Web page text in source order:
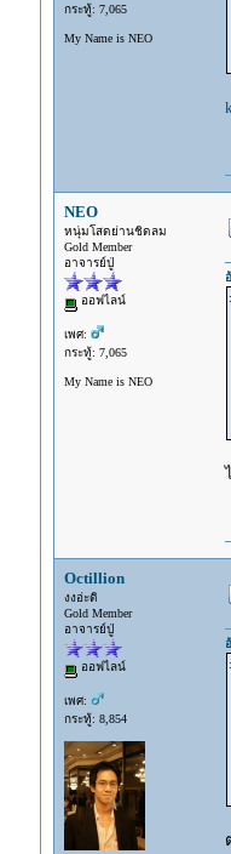
กระทู้: 7,065
My Name is NEO
NEO
หนุ่มโสดย่านชิดลม
Gold Member
อาจารย์ปู่
ออฟไลน์
เพศ:
กระทู้: 7,065
My Name is NEO
Octillion
งงอ่ะดิ
Gold Member
อาจารย์ปู่
ออฟไลน์
เพศ:
กระทู้: 8,854